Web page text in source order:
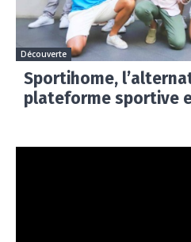
Découverte
Sportihome,
plateforme sportive